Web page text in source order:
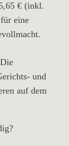
€ (inkl.
eine
Die
und
auf dem